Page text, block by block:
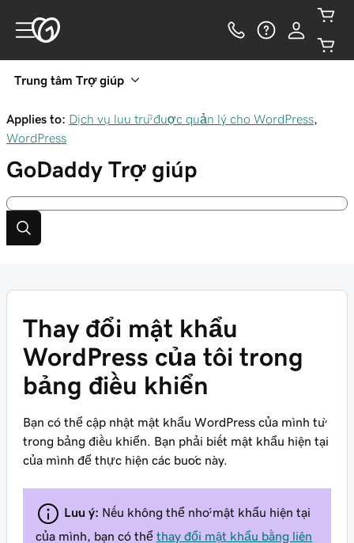
Trung tâm Trợ giúp
Applies to: Dịch vụ lưu trữ được quản lý cho WordPress
WordPress
GoDaddy Trợ giúp
Thay đổi mật khẩu
WordPress của tôi trong
bảng điều khiển
Bạn có thể cập nhật mật khẩu WordPress của mình từ
trong bảng điều khiển. Bạn phải biết mật khẩu hiện tại
của mình để thực hiện các bước này.
Lưu ý: Nếu không thể nhớ mật khẩu hiện tại
của mình, bạn có thể thay đổi mật khẩu bằng liên